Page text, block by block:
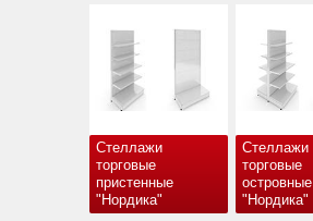
Стеллажи
торговые
пристенные
"Нордика"
Стеллажи
торговые
островные
"Нордика"